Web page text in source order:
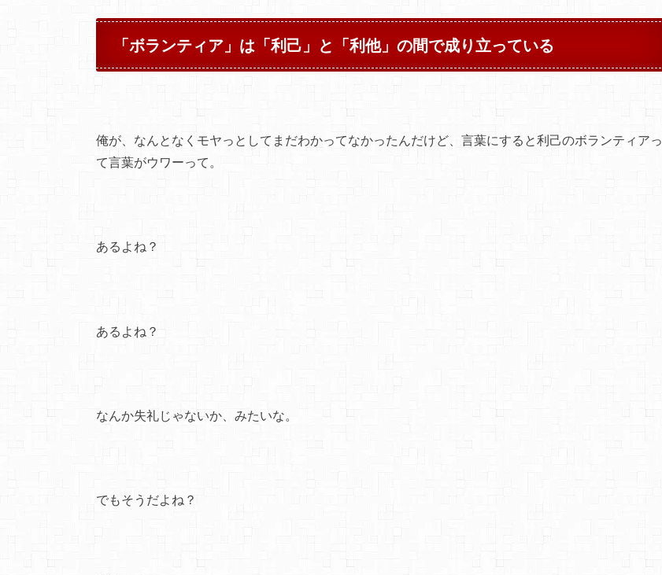
「ボランティア」は「利己」と「利他」の間で成り立っている
俺が、なんとなくモヤっとしてまだわかってなかったんだけど、言葉にすると利己のボランティアっ
て言葉がウワーって。
あるよね？
あるよね？
なんか失礼じゃないか、みたいな。
でもそうだよね？